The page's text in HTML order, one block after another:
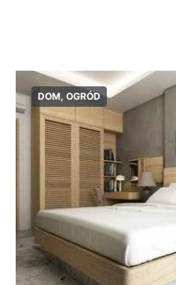
DOM, OGRÓD